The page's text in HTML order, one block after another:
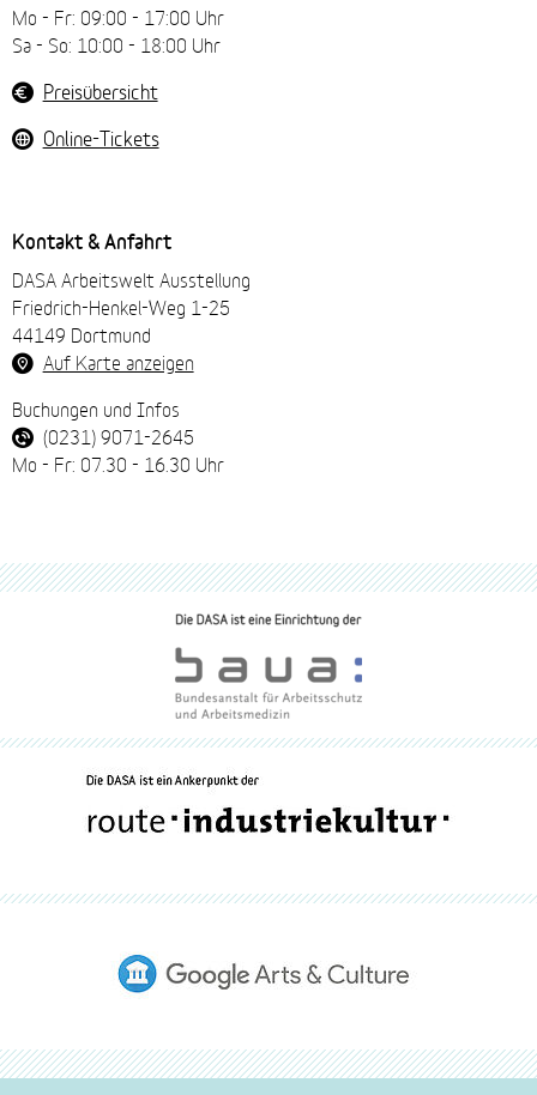
Mo - Fr: 09:00 - 17:00 Uhr
Sa - So: 10:00 - 18:00 Uhr
Preisübersicht
Online-Tickets
Kontakt & Anfahrt
DASA Arbeitswelt Ausstellung
Friedrich-Henkel-Weg 1-25
44149 Dortmund
Auf Karte anzeigen
Buchungen und Infos
(0231) 9071-2645
Mo - Fr: 07.30 - 16.30 Uhr